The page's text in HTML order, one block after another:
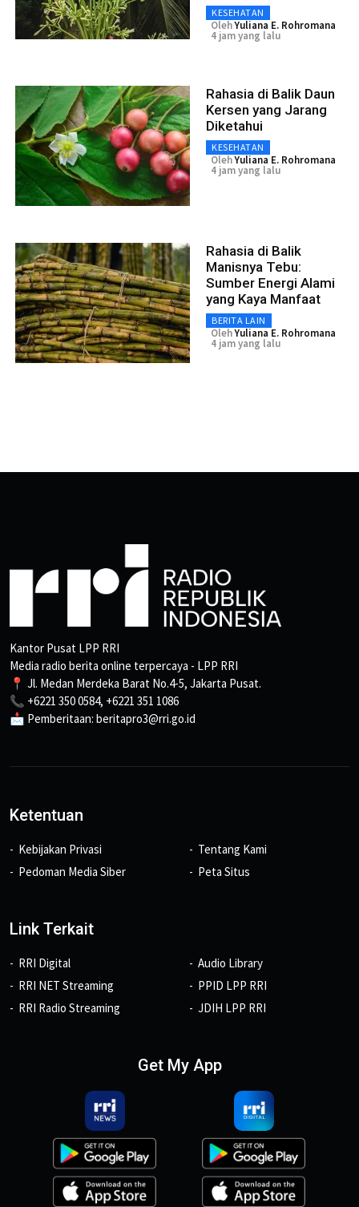
KESEHATAN
OlehYuliana E. Rohromana
4 jam yang lalu
Rahasia di Balik Daun
Kersen yang Jarang
Diketahui
KESEHATAN
OlehYuliana E. Rohromana
4 jam yang lalu
Rahasia di Balik
Manisnya Tebu:
Sumber Energi Alami
yang Kaya Manfaat
BERITA LAIN
OlehYuliana E. Rohromana
4 jam yang lalu
Kantor Pusat LPP RRI
Media radio berita online terpercaya - LPP RRI
📍 Jl. Medan Merdeka Barat No.4-5, Jakarta Pusat.
📞 +6221 350 0584, +6221 351 1086
📩 Pemberitaan: beritapro3@rri.go.id
Ketentuan
Kebijakan Privasi
Pedoman Media Siber
Tentang Kami
Peta Situs
Link Terkait
RRI Digital
RRI NET Streaming
RRI Radio Streaming
Audio Library
PPID LPP RRI
JDIH LPP RRI
Get My App